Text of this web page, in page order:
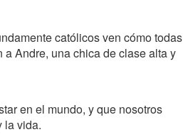
católicos ven cómo todas
Andre, una chica de clase alta y
en el mundo, y que nosotros
la vida.